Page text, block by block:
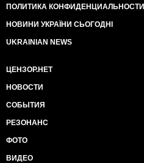
ПОЛИТИКА КОНФИДЕНЦИАЛЬНОСТИ
НОВИНИ УКРАЇНИ СЬОГОДНІ
UKRAINIAN NEWS
ЦЕНЗОР.НЕТ
НОВОСТИ
СОБЫТИЯ
РЕЗОНАНС
ФОТО
ВИДЕО